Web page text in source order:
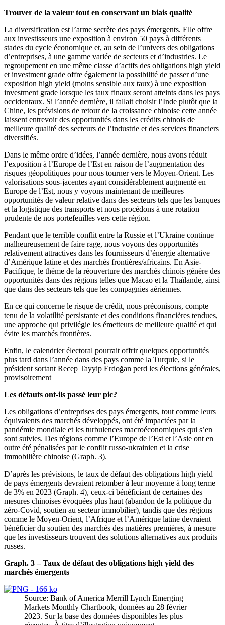
Trouver de la valeur tout en conservant un biais qualité
La diversification est l’arme secrète des pays émergents. Elle offre
aux investisseurs une exposition à environ 50 pays à différents
stades du cycle économique et, au sein de l’univers des obligations
d’entreprises, à une gamme variée de secteurs et d’industries. Le
regroupement en une même classe d’actifs des obligations high yield
et investment grade offre également la possibilité de passer d’une
exposition high yield (moins sensible aux taux) à une exposition
investment grade lorsque les taux finaux seront atteints dans les pays
occidentaux. Si l’année dernière, il fallait choisir l’Inde plutôt que la
Chine, les prévisions de retour de la croissance chinoise cette année
laissent entrevoir des opportunités dans les crédits chinois de
meilleure qualité des secteurs de l’industrie et des services financiers
diversifiés.
Dans le même ordre d’idées, l’année dernière, nous avons réduit
l’exposition à l’Europe de l’Est en raison de l’augmentation des
risques géopolitiques pour nous tourner vers le Moyen-Orient. Les
valorisations sous-jacentes ayant considérablement augmenté en
Europe de l’Est, nous y voyons maintenant de meilleures
opportunités de valeur relative dans des secteurs tels que les banques
et la logistique des transports et nous procédons à une rotation
prudente de nos portefeuilles vers cette région.
Pendant que le terrible conflit entre la Russie et l’Ukraine continue
malheureusement de faire rage, nous voyons des opportunités
relativement attractives dans les fournisseurs d’énergie alternative
d’Amérique latine et des marchés frontières/africains. En Asie-
Pacifique, le thème de la réouverture des marchés chinois génère des
opportunités dans des régions telles que Macao et la Thaïlande, ainsi
que dans des secteurs tels que les compagnies aériennes.
En ce qui concerne le risque de crédit, nous préconisons, compte
tenu de la volatilité persistante et des conditions financières tendues,
une approche qui privilégie les émetteurs de meilleure qualité et qui
évite les marchés frontières.
Enfin, le calendrier électoral pourrait offrir quelques opportunités
plus tard dans l’année dans des pays comme la Turquie, si le
président sortant Recep Tayyip Erdoğan perd les élections générales,
provisoirement
Les défauts ont-ils passé leur pic?
Les obligations d’entreprises des pays émergents, tout comme leurs
équivalents des marchés développés, ont été impactées par la
pandémie mondiale et les turbulences macroéconomiques qui s’en
sont suivies. Des régions comme l’Europe de l’Est et l’Asie ont en
outre été pénalisées par le conflit russo-ukrainien et la crise
immobilière chinoise (Graph. 3).
D’après les prévisions, le taux de défaut des obligations high yield
de pays émergents devraient retomber à leur moyenne à long terme
de 3% en 2023 (Graph. 4), ceux-ci bénéficiant de certaines des
mesures chinoises évoquées plus haut (abandon de la politique du
zéro-Covid, soutien au secteur immobilier), tandis que des régions
comme le Moyen-Orient, l’Afrique et l’Amérique latine devraient
bénéficier du soutien des marchés des matières premières, à mesure
que les investisseurs trouvent des solutions alternatives aux produits
russes.
Graph. 3 – Taux de défaut des obligations high yield des
marchés émergents
Source: Bank of America Merrill Lynch Emerging
Markets Monthly Chartbook, données au 28 février
2023. Sur la base des données disponibles les plus